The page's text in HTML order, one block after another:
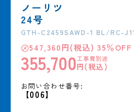
ノーリツ
24号
GTH-C2459SAWD-1 BL/RC-
㋱547,360円(税込) 35％OFF
355,700工事費別途
円(税込)
お問い合わせ番号:
【006】